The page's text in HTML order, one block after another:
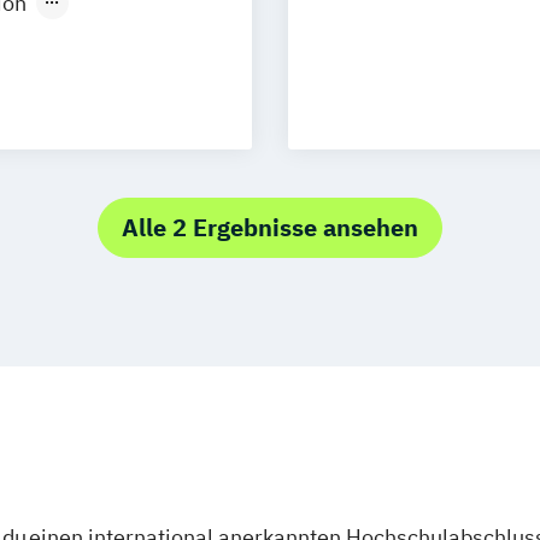
Neu-Ulm
Alle 2 Ergebnisse ansehen